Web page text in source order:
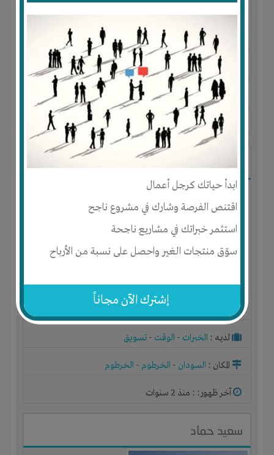
ابدأ حياتك كرجل أعمال
اقتنص الفرصة وشارك في مشروع ناجح
استثمر خبراتك في مشاريع ناجحة
سوّق منتجات الغير واحصل على نسبة من الأرباح
إشترك الآن مجاناً
الجنس : ذكر
لديـه : المال-الخبرات-الوقت-علاقات
المكان : مصر-القاهرة- وسط البلد
آخر ظهور: : منذ 2 سنوات
لديـه : الخبرات - الوقت - تسويق
المكان : السودان - الخرطوم - الخرطوم
آخر ظهور: : منذ 2 سنوات
سعيد حماد